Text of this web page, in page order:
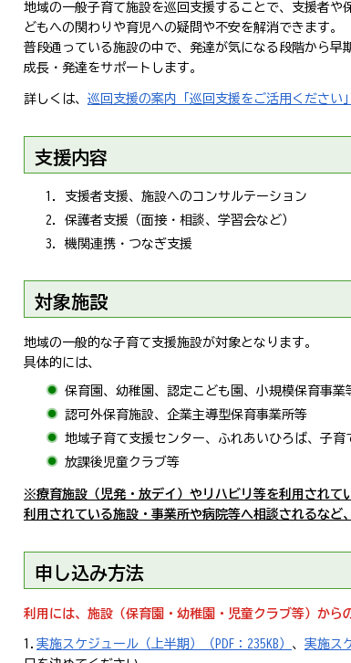
地域の一般子育て施設を巡回支援することで、支援者
どもへの関わりや育児への疑問や不安を解消できます。
普段通っている施設の中で、発達が気になる段階から早
成長・発達をサポートします。
詳しくは、 巡回支援の案内「巡回支援をご活用ください」
支援内容
支援者支援、施設へのコンサルテーション
保護者支援（面接・相談、学習会など）
機関連携・つなぎ支援
対象施設
地域の一般的な子育て支援施設が対象となります。
具体的には、
保育園、幼稚園、認定こども園、小規模保育事業
認可外保育施設、企業主導型保育事業所等
地域子育て支援センター、ふれあいひろば、子育
放課後児童クラブ等
※療育施設（児発・放デイ）やリハビリ等を利用されて
利用されている施設・事業所や病院等へ相談されるなど
申し込み方法
利用には、施設（保育園・幼稚園・児童クラブ等）から
1. 実施スケジュール（上半期）（PDF：235KB） 、 実施ス